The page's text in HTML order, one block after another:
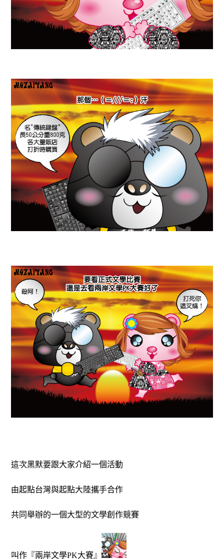
這次黑默要跟大家介紹一個活動
由起點台灣與起點大陸攜手合作
共同舉辦的一個大型的文學創作競賽
叫作『兩岸文學PK大賽』